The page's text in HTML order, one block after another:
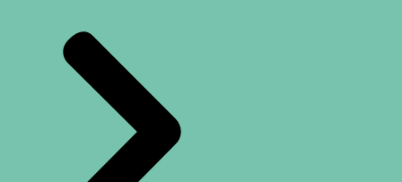
Wat zijn uw rechten?
Meer informatie over uw rechten vindt u op
de pagina
'Privacy' (link opent in nieuw
tabblad).